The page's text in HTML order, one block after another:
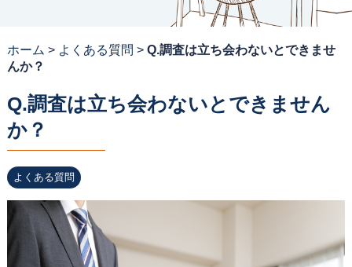
ホーム > よくある質問 > Q.調査は立ち会わないとできませ
んか？
Q.調査は立ち会わないとできません
か？
よくある質問